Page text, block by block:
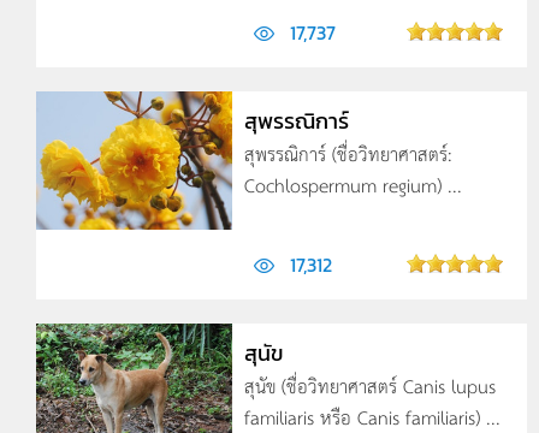
17,737
สุพรรณิการ์
สุพรรณิการ์ (ชื่อวิทยาศาสตร์:
Cochlospermum regium) ...
17,312
สุนัข
สุนัข (ชื่อวิทยาศาสตร์ Canis lupus
familiaris หรือ Canis familiaris) ...